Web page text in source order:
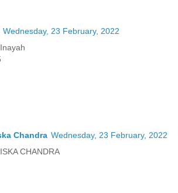
Wednesday, 23 February, 2022
Chandra Wednesday, 23 February, 2022
CHANDRA